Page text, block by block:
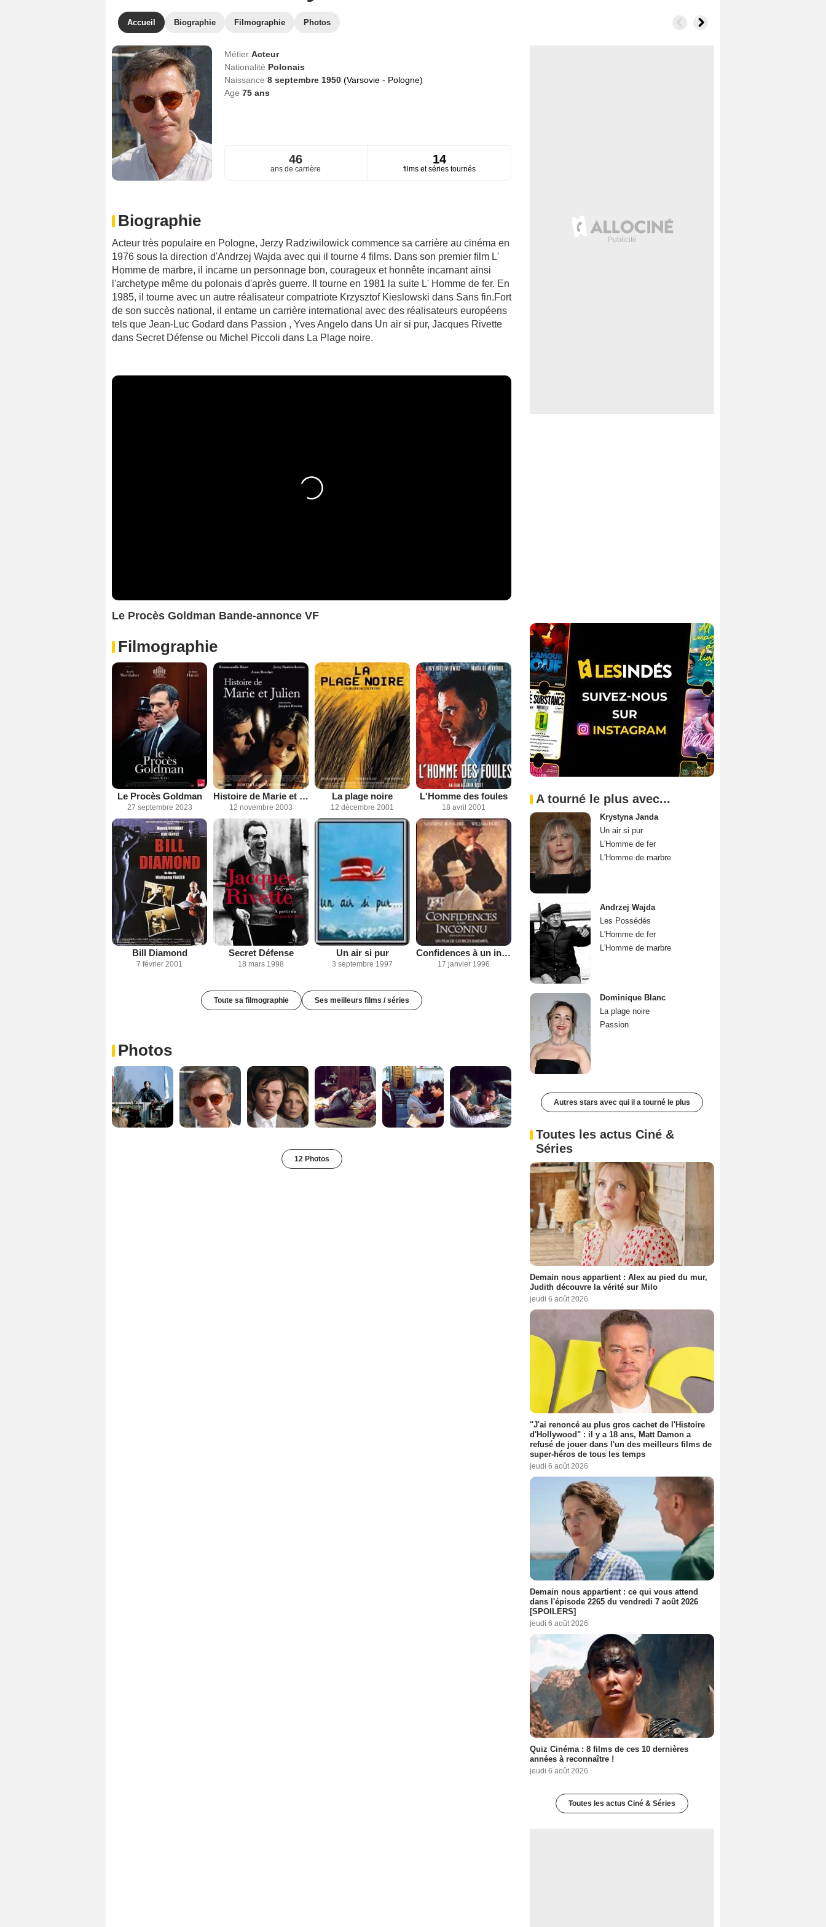
Accueil Biographie Filmographie Photos
Métier Acteur
Nationalité Polonais
Naissance 8 septembre 1950 (Varsovie - Pologne)
Age 75ans
46
ans de carrière
14
films et séries tournés
Biographie
Acteur très populaire en Pologne, Jerzy Radziwilowick commence sa carrière au cinéma en
1976 sous la direction d'Andrzej Wajda avec qui il tourne 4 films. Dans son premier film L'
Homme de marbre, il incarne un personnage bon, courageux et honnête incarnant ainsi
l'archetype même du polonais d'après guerre. Il tourne en 1981 la suite L' Homme de fer. En
1985, il tourne avec un autre réalisateur compatriote Krzysztof Kieslowski dans Sans fin.Fort
de son succès national, il entame un carrière international avec des réalisateurs européens
tels que Jean-Luc Godard dans Passion , Yves Angelo dans Un air si pur, Jacques Rivette
dans Secret Défense ou Michel Piccoli dans La Plage noire.
Le Procès Goldman Bande-annonce VF
Filmographie
Le Procès Goldman
27 septembre 2023
Histoire de Marie et Julien
12 novembre 2003
La plage noire
12 décembre 2001
L'Homme des foules
18 avril 2001
Bill Diamond
7 février 2001
Secret Défense
18 mars 1998
Un air si pur
3 septembre 1997
Confidences à un inconnu
17 janvier 1996
Toute sa filmographie Ses meilleurs films / séries
Photos
12 Photos
A tourné le plus avec...
Krystyna Janda
Un air si pur
L'Homme de fer
L'Homme de marbre
Andrzej Wajda
Les Possédés
L'Homme de fer
L'Homme de marbre
Dominique Blanc
La plage noire
Passion
Autres stars avec qui il a tourné le plus
Toutes les actus Ciné &
Séries
Demain nous appartient : Alex au pied du mur,
Judith découvre la vérité sur Milo
jeudi 6 août 2026
"J'ai renoncé au plus gros cachet de l'Histoire
d'Hollywood" : il y a 18 ans, Matt Damon a
refusé de jouer dans l'un des meilleurs films de
super-héros de tous les temps
jeudi 6 août 2026
Demain nous appartient : ce qui vous attend
dans l'épisode 2265 du vendredi 7 août 2026
[SPOILERS]
jeudi 6 août 2026
Quiz Cinéma : 8 films de ces 10 dernières
années à reconnaître !
jeudi 6 août 2026
Toutes les actus Ciné & Séries